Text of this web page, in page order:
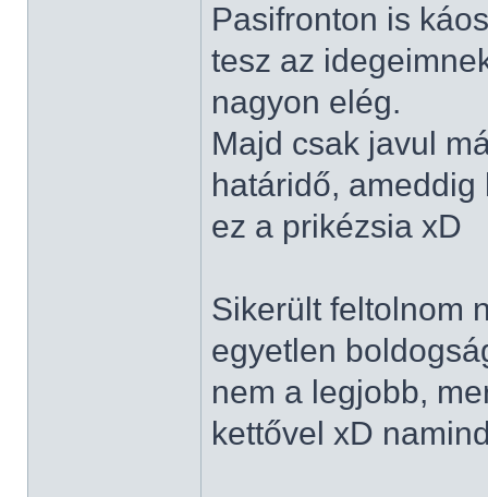
Pasifronton is
tesz az
nagyon elég.
Majd csak javul
határidő,
ez a prikézsia xD
Sikerült feltolnom
egyetlen
nem a legjobb,
kettővel xD